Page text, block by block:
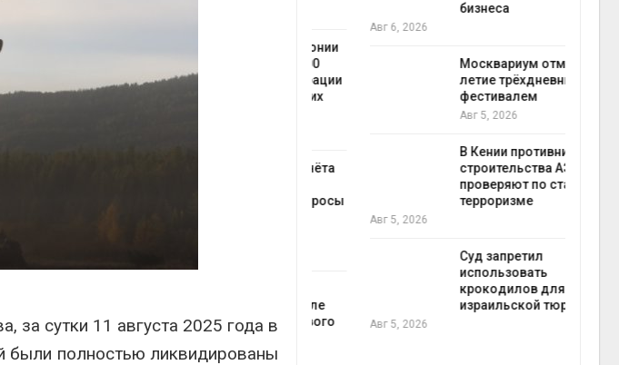
за сутки 11 августа 2025 года в
были полностью ликвидированы
человек в ходе операции
рекордного дождевого
паводка
Авг 6, 2026
Авг 6, 2026
Москвариум отметит 11-
летие трёхдневным
фестивалем
Авг 5, 2026
В Кении противников
строительства АЭС
проверяют по статье о
терроризме
Авг 5, 2026
Суд запретил
использовать
крокодилов для охраны
израильской тюрьмы
Авг 5, 2026